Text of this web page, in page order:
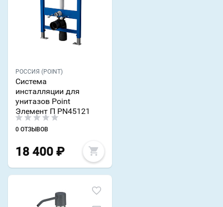
РОССИЯ (POINT)
Система
инсталляции для
унитазов Point
Элемент П PN45121
0 ОТЗЫВОВ
18 400 ₽